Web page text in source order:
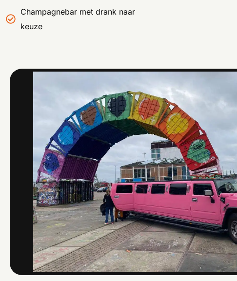
Champagnebar met drank naar
keuze